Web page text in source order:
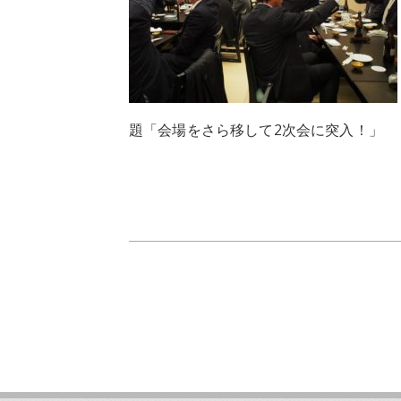
題「会場をさら移して2次会に突入！」